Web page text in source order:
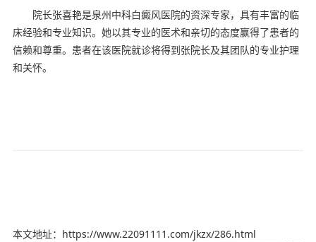
院长张喜艳是泉州中科白癜风医院的资深专家，具有丰富的临
床经验和专业知识。她以其专业的医术和亲切的态度赢得了患者的
信赖和尊重。患者在该医院就诊将得到张院长及其团队的专业护理
和关怀。
本文地址：https://www.22091111.com/jkzx/286.html